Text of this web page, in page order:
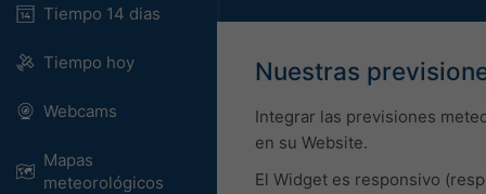
Tiempo 14 dias
Tiempo hoy
Webcams
Mapas
meteorológicos
Nuestras
Integrar las previsiones
en su Website.
El Widget es responsivo